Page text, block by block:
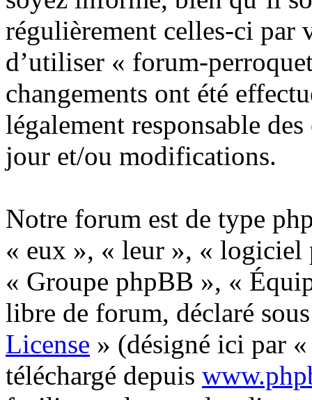
régulièrement celles-ci par
d’utiliser « forum-
changements ont été
légalement responsable
jour et/ou modifications.
Notre forum est de type
« eux », « leur », «
« Groupe phpBB », «
libre de forum, déclaré
License » (désigné ici par
téléchargé depuis